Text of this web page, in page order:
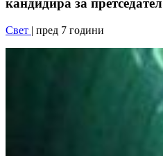
кандидира за претседател
Свет | пред 7 години